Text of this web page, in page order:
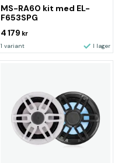
MS-RA60 kit med EL-
F653SPG
4 179 kr
1 variant I lager